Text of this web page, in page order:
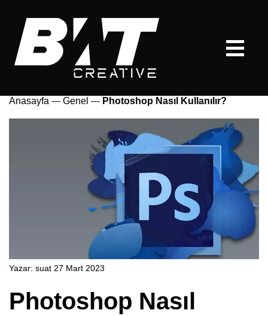
Anasayfa --- Genel --- Photoshop Nasıl Kullanılır?
Yazar: suat 27 Mart 2023
Photoshop Nasıl